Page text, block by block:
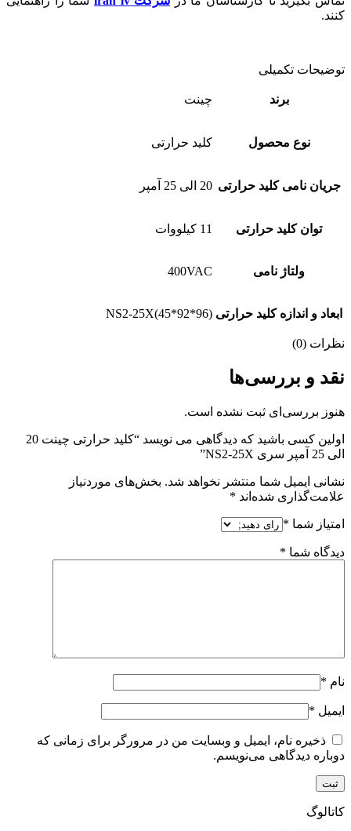
کنند.
توضیحات تکمیلی
برند چینت
نوع محصول کلید حرارتی
جریان نامی کلید حرارتی 20 الی 25 آمپر
توان کلید حرارتی 11 کیلووات
ولتاژ نامی 400VAC
ابعاد و اندازه کلید حرارتی NS2-25X(45*92*96)
نظرات (0)
نقد و بررسی‌ها
هنوز بررسی‌ای ثبت نشده است.
اولین کسی باشید که دیدگاهی می نویسد “کلید حرارتی چینت 20
الی 25 آمپر سری NS2-25X”
نشانی ایمیل شما منتشر نخواهد شد. بخش‌های موردنیاز
علامت‌گذاری شده‌اند *
امتیاز شما *
دیدگاه شما *
نام *
ایمیل *
ذخیره نام، ایمیل و وبسایت من در مرورگر برای زمانی که
دوباره دیدگاهی می‌نویسم.
کاتالوگ